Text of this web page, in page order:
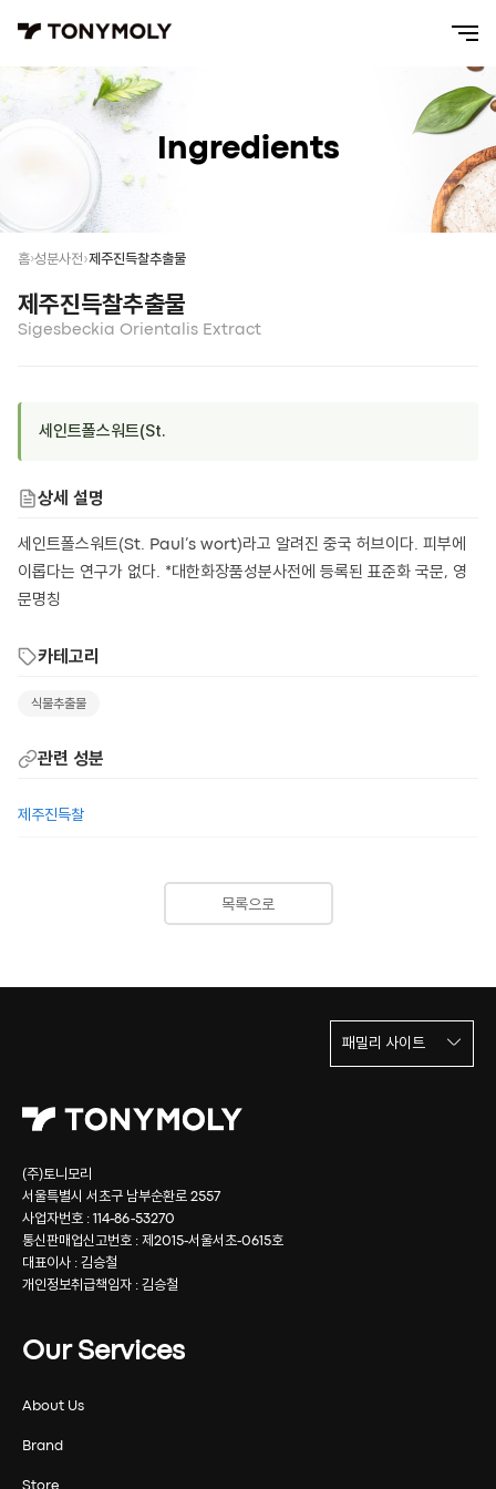
Ingredients
홈 성분사전 제주진득찰추출물
제주진득찰추출물
Sigesbeckia Orientalis Extract
세인트폴스워트(St.
상세 설명
세인트폴스워트(St. Paul’s wort)라고 알려진 중국 허브이다. 피부에
이롭다는 연구가 없다. *대한화장품성분사전에 등록된 표준화 국문, 영
문명칭
카테고리
식물추출물
관련 성분
제주진득찰
목록으로
(주)토니모리
서울특별시 서초구 남부순환로 2557
사업자번호 : 114-86-53270
통신판매업신고번호 : 제2015-서울서초-0615호
대표이사 : 김승철
개인정보취급책임자 : 김승철
Our Services
About Us
Brand
Store
패밀리 사이트